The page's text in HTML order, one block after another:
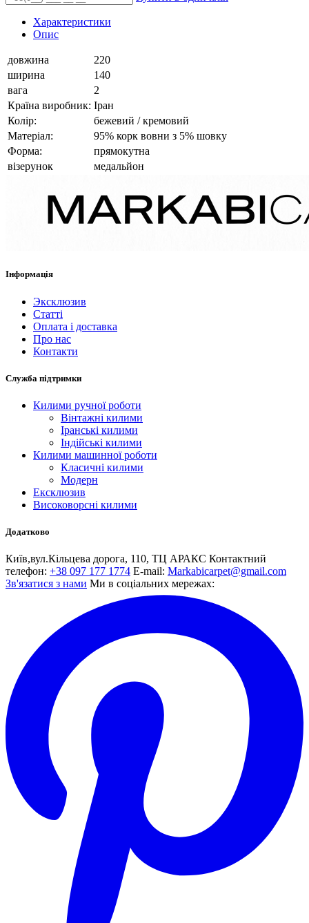
Характеристики
Опис
довжина
220
ширина
140
вага
2
Країна виробник: Іран
Колір:
бежевий / кремовий
Матеріал:
95% корк вовни з 5% шовку
Форма:
прямокутна
візерунок
медальйон
Інформація
Эксклюзив
Статті
Оплата і доставка
Про нас
Контакти
Служба підтримки
Килими ручної роботи
Вінтажні килими
Іранські килими
Індійські килими
Килими машинної роботи
Класичні килими
Модерн
Ексклюзив
Високоворсні килими
Додатково
Київ,вул.Кiльцева дорога, 110, ТЦ АРАКС Контактний
телефон: +38 097 177 1774 E-mail: Markabicarpet@gmail.com
Зв'язатися з нами Ми в соціальних мережах: